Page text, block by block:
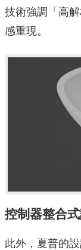
技術強調「高
感重現。
控制器整合
此外，夏普的